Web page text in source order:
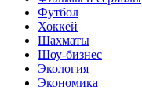
Футбол
Хоккей
Шахматы
Шоу-бизнес
Экология
Экономика